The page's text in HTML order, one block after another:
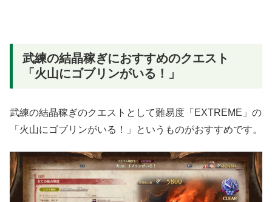
武練の結晶稼ぎにおすすめのクエスト
「火山にゴブリンがいる！」
武練の結晶稼ぎのクエストとして難易度「EXTREME」の
「火山にゴブリンがいる！」というものがおすすめです。